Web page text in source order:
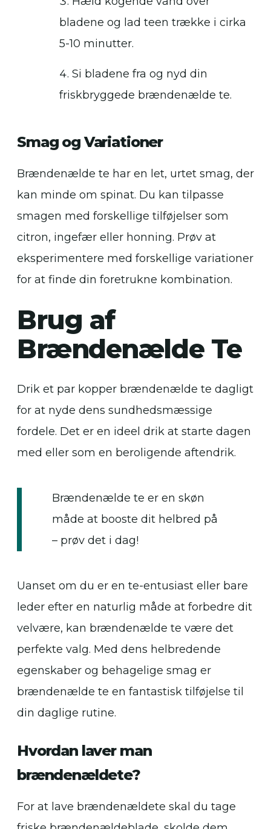
bladene og lad teen trække i cirka
5-10 minutter.
Si bladene fra og nyd din
friskbryggede brændenælde te.
Smag og Variationer
Brændenælde te har en let, urtet smag, der
kan minde om spinat. Du kan tilpasse
smagen med forskellige tilføjelser som
citron, ingefær eller honning. Prøv at
eksperimentere med forskellige variationer
for at finde din foretrukne kombination.
Brug af
Brændenælde Te
Drik et par kopper brændenælde te dagligt
for at nyde dens sundhedsmæssige
fordele. Det er en ideel drik at starte dagen
med eller som en beroligende aftendrik.
Brændenælde te er en skøn
måde at booste dit helbred på
– prøv det i dag!
Uanset om du er en te-entusiast eller bare
leder efter en naturlig måde at forbedre dit
velvære, kan brændenælde te være det
perfekte valg. Med dens helbredende
egenskaber og behagelige smag er
brændenælde te en fantastisk tilføjelse til
din daglige rutine.
Hvordan laver man
brændenældete?
For at lave brændenældete skal du tage